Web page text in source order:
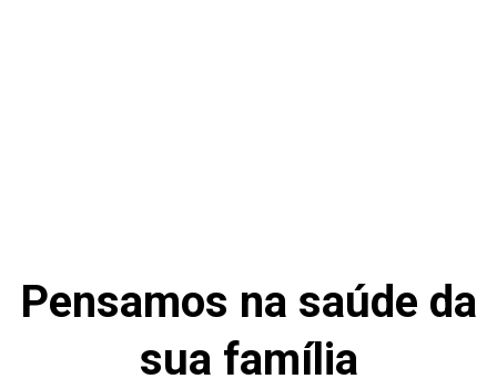
Pensamos na saúde da
sua família